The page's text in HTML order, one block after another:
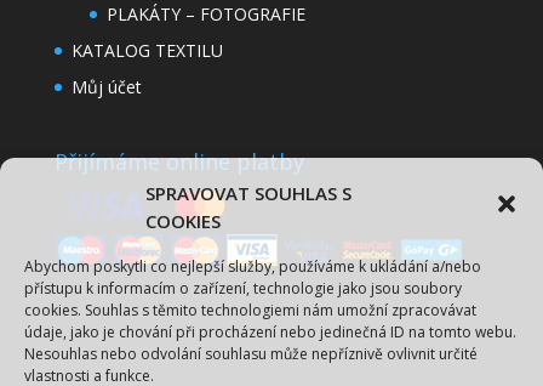
Spravovat Souhlas s
cookies
Abychom poskytli co nejlepší služby, používáme k ukládání a/nebo
přístupu k informacím o zařízení, technologie jako jsou soubory
cookies. Souhlas s těmito technologiemi nám umožní zpracovávat
údaje, jako je chování při procházení nebo jedinečná ID na tomto webu.
Nesouhlas nebo odvolání souhlasu může nepříznivě ovlivnit určité
vlastnosti a funkce.
PLAKÁTY – FOTOGRAFIE
KATALOG TEXTILU
Můj účet
Přijímáme online platby